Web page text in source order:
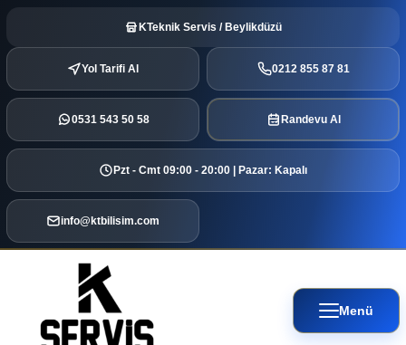
KTeknik Servis / Beylikdüzü
Yol Tarifi Al 0212 855 87 81
0531 543 50 58 Randevu Al
Pzt - Cmt 09:00 - 20:00 | Pazar: Kapalı
info@ktbilisim.com
Menü